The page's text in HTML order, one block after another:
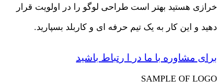
خرازی هستید بهتر است طراحی لوگو را در اولویت قرار
دهید و این کار به یک تیم حرفه ای و کاربلد بسپارید.
برای مشاوره با ما در ا رتباط باشید
SAMPLE OF LOGO